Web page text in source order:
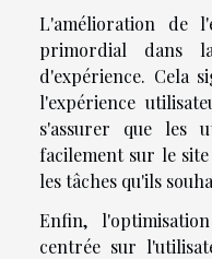
L'amélioration de
primordial dans
d'expérience. Cela
l'expérience
s'assurer que les
facilement sur le
les tâches qu'ils
Enfin,
centrée sur